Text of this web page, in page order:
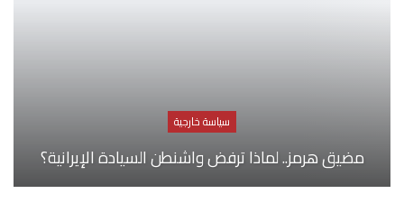
سياسة خارجية
مضيق هرمز.. لماذا ترفض واشنطن السيادة الإيرانية؟